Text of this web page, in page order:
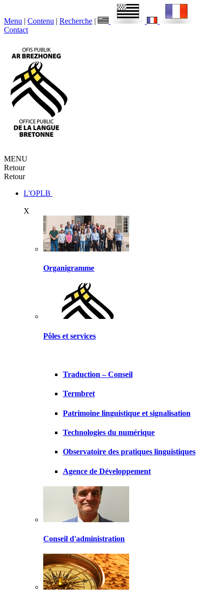
Menu | Contenu | Recherche |
Contact
MENU
Retour
Retour
L'OPLB
X
Organigramme
Pôles et services
Traduction – Conseil
Termbret
Patrimoine linguistique et signalisation
Technologies du numérique
Observatoire des pratiques linguistiques
Agence de Développement
Conseil d'administration